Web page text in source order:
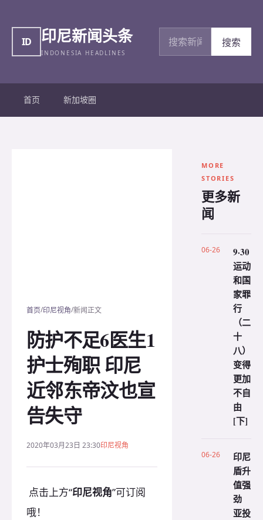
ID 印尼新闻头条
INDONESIA HEADLINES
搜索新闻
搜索
首页 新加坡圈
首页/印尼视角/新闻正文
防护不足6医生1
护士殉职 印尼
近邻东帝汶也宣
告失守
2020年03月23日 23:30印尼视角
点击上方“印尼视角”可订阅
哦！
MORE
STORIES
更多新
闻
06-26
9·30
运动
和国
家罪
行
（二
十
八）
变得
更加
不自
由
[下]
06-26
印尼
盾升
值强
劲
亚投